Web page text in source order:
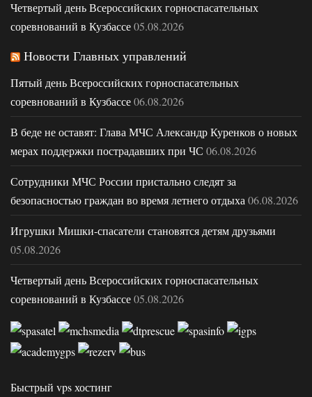
Четвертый день Всероссийских горноспасательных
соревнований в Кузбассе05.08.2026
Новости Главных управлений
Пятый день Всероссийских горноспасательных
соревнований в Кузбассе06.08.2026
В беде не оставят: Глава МЧС Александр Куренков о новых
мерах поддержки пострадавших при ЧС 06.08.2026
Сотрудники МЧС России пристально следят за
безопасностью граждан во время летнего отдыха 06.08.2026
Игрушки Мишки-спасатели становятся детям друзьями
05.08.2026
Четвертый день Всероссийских горноспасательных
соревнований в Кузбассе05.08.2026
Быстрый vps хостинг